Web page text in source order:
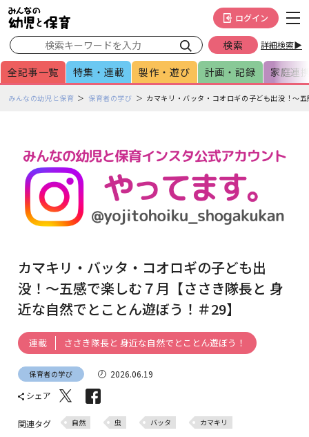
詳細検索▶
ログイン
全記事一覧 特集・連載 製作・遊び 計画・記録 家庭連
ペみんなの幼児と保育 保育者の学び カマキリ・バッタ・コオロギの子ども出没！～
カマキリ・バッタ・コオロギの子ども出
没！～五感で楽しむ７月【ささき隊長と 身
近な自然でとことん遊ぼう！＃29】
連載 ささき隊長と 身近な自然でとことん遊ぼう！
保育者の学び
2026.06.19
シェア
関連タグ 自然 虫 バッタ カマキリ